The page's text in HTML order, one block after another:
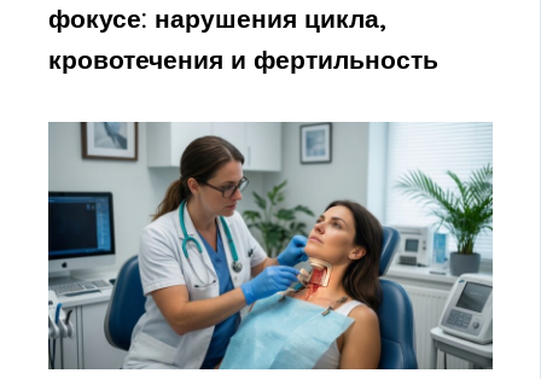
фокусе: нарушения цикла,
кровотечения и фертильность